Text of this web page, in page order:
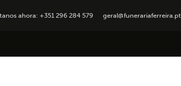
ahora: +351 296 284 579 geral@funerariaferreira.pt